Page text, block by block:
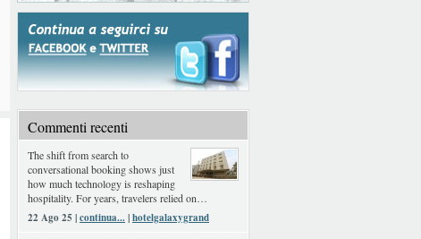
Commenti recenti
The shift from search to
conversational booking shows just
how much technology is reshaping
hospitality. For years, travelers relied on…
22 Ago 25 |continua...|hotelgalaxygrand